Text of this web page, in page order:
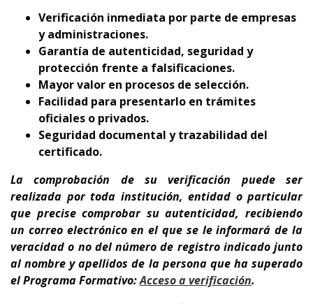
Verificación inmediata por parte de empresas
y administraciones.
Garantía de autenticidad, seguridad y
protección frente a falsificaciones.
Mayor valor en procesos de selección.
Facilidad para presentarlo en trámites
oficiales o privados.
Seguridad documental y trazabilidad del
certificado.
La comprobación de su verificación puede ser
realizada por toda institución, entidad o particular
que precise comprobar su autenticidad, recibiendo
un correo electrónico en el que se le informará de la
veracidad o no del número de registro indicado junto
al nombre y apellidos de la persona que ha superado
el Programa Formativo:Acceso a verificación.